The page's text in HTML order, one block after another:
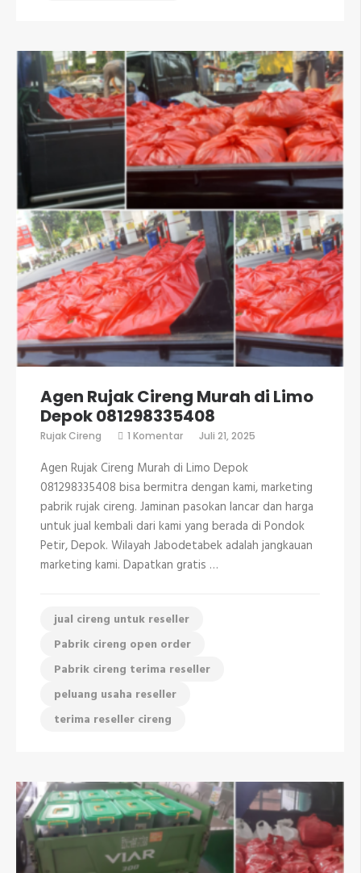
Agen Rujak Cireng Murah di Limo
Depok 081298335408
Rujak Cireng 1 Komentarpada
Cireng
Murah
di
Limo
Depok
081298335408
Juli 21, 2025
Agen Rujak Cireng Murah di Limo Depok
081298335408 bisa bermitra dengan kami, marketing
pabrik rujak cireng. Jaminan pasokan lancar dan harga
untuk jual kembali dari kami yang berada di Pondok
Petir, Depok. Wilayah Jabodetabek adalah jangkauan
marketing kami. Dapatkan gratis …
jual cireng untuk reseller
Pabrik cireng open order
Pabrik cireng terima reseller
peluang usaha reseller
terima reseller cireng